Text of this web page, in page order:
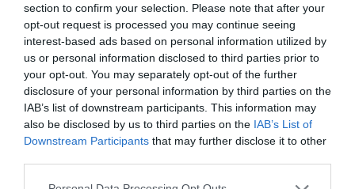
section to confirm your selection. Please note that after your
opt-out request is processed you may continue seeing
interest-based ads based on personal information utilized by
us or personal information disclosed to third parties prior to
your opt-out. You may separately opt-out of the further
disclosure of your personal information by third parties on the
IAB’s list of downstream participants. This information may
also be disclosed by us to third parties on the IAB’s List of
Downstream Participants that may further disclose it to other
Please note that this website/app uses one or more Google
Felbukkant egy
Lamborghini Urus
Performante is a dubaji